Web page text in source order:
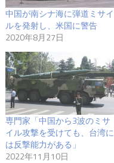
中国が南シナ海に弾道ミサイ
ルを発射し、米国に警告
2020年8月27日
専門家「中国から3波のミサ
イル攻撃を受けても、台湾に
は反撃能力がある」
2022年11月10日